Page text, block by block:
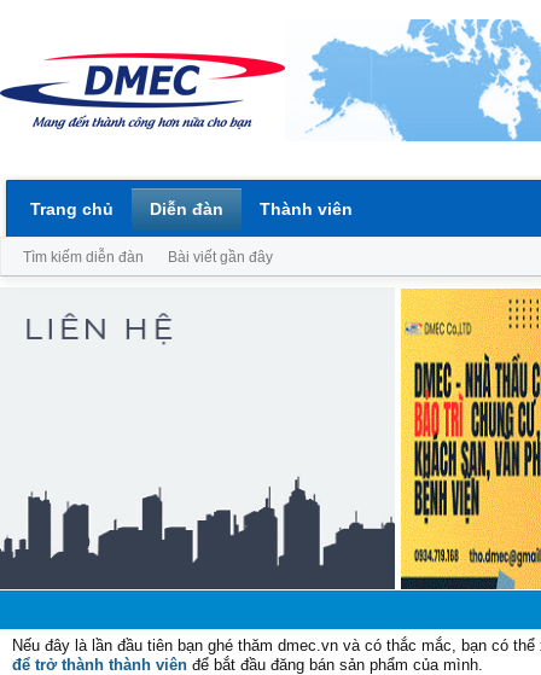
Nếu đây là lần đầu tiên bạn ghé thăm dmec.vn và có thắc mắc, bạn có
để trở thành thành viên để bắt đầu đăng bán sản phẩm của mình.
Trang chủ Diễn đàn
Tìm kiếm diễn đàn Bài viết gần đây
Thành viên